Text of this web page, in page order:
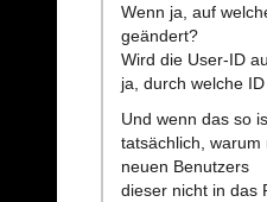
Wenn ja, auf
geändert?
Wird die User-ID
ja, durch welche
Und wenn das so
tatsächlich, warum
neuen Benutzers
dieser nicht in das